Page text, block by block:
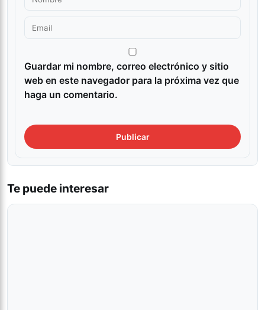
Guardar mi nombre, correo electrónico y sitio
web en este navegador para la próxima vez que
haga un comentario.
Te puede interesar